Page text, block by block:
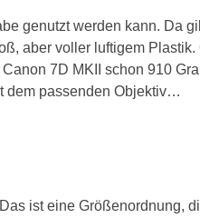
genutzt werden kann. Da
aber voller luftigem
7D MKII schon 910
dem passenden Objektiv…
ist eine Größenordnung,